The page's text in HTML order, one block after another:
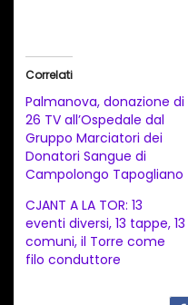
a
m
e
t
o
i
Correlati
Palmanova, donazione di
26 TV all’Ospedale dal
Gruppo Marciatori dei
Donatori Sangue di
Campolongo Tapogliano
CJANT A LA TOR: 13
eventi diversi, 13 tappe, 13
comuni, il Torre come
filo conduttore